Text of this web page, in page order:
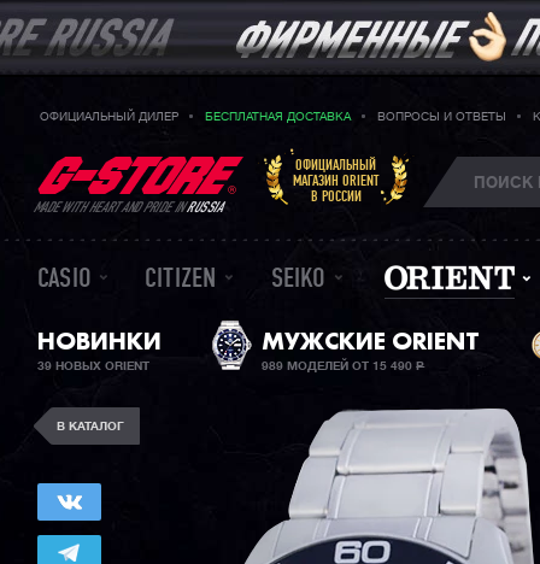
ОФИЦИАЛЬНЫЙ ДИЛЕР БЕСПЛАТНАЯ ДОСТАВКА ВОПРОСЫ И ОТВЕТЫ
MADE WITH HEART AND PRIDE INRUSSIA
ОФИЦИАЛЬНЫЙ
МАГАЗИН ORIENT
В РОССИИ
CASIO CITIZEN SEIKO
НОВИНКИ
39 НОВЫХ ORIENT
МУЖСКИЕ ORIENT
989 МОДЕЛЕЙ ОТ 15 490Р
В КАТАЛОГ